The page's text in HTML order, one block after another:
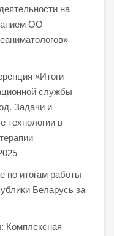
на
ОО
«Итоги
службы
Задачи и
технологии в
по итогам работы
Беларусь за
Комплексная